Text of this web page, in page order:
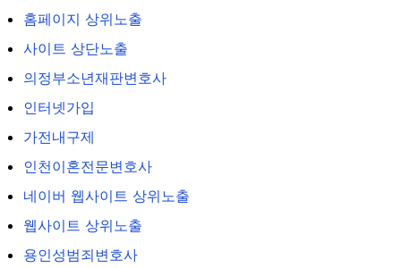
홈페이지 상위노출
사이트 상단노출
의정부소년재판변호사
인터넷가입
가전내구제
인천이혼전문변호사
네이버 웹사이트 상위노출
웹사이트 상위노출
용인성범죄변호사